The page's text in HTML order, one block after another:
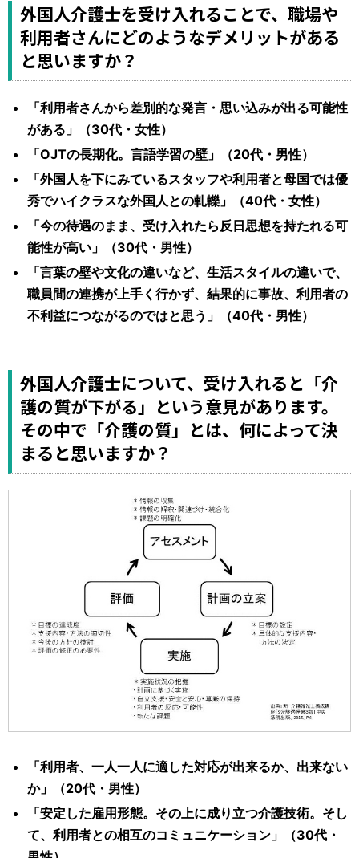
外国人介護士を受け入れることで、職場や
利用者さんにどのようなデメリットがある
と思いますか？
「利用者さんから差別的な発言・思い込みが出る可能性
がある」（30代・女性）
「OJTの長期化。言語学習の壁」（20代・男性）
「外国人を下にみているスタッフや利用者と母国では優
秀でハイクラスな外国人との軋轢」（40代・女性）
「今の待遇のまま、受け入れたら反日思想を持たれる可
能性が高い」（30代・男性）
「言葉の壁や文化の違いなど、生活スタイルの違いで、
職員間の連携が上手く行かず、結果的に事故、利用者の
不利益につながるのではと思う」（40代・男性）
外国人介護士について、受け入れると「介
護の質が下がる」という意見があります。
その中で「介護の質」とは、何によって決
まると思いますか？
「利用者、一人一人に適した対応が出来るか、出来ない
か」（20代・男性）
「安定した雇用形態。その上に成り立つ介護技術。そし
て、利用者との相互のコミュニケーション」（30代・